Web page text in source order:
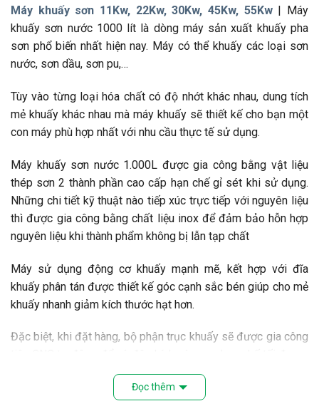
Máy khuấy sơn 11Kw, 22Kw, 30Kw, 45Kw, 55Kw| Máy
khuấy sơn nước 1000 lít là dòng máy sản xuất khuấy pha
sơn phổ biến nhất hiện nay. Máy có thể khuấy các loại sơn
nước, sơn dầu, sơn pu,…
Tùy vào từng loại hóa chất có độ nhớt khác nhau, dung tích
mẻ khuấy khác nhau mà máy khuấy sẽ thiết kế cho bạn một
con máy phù hợp nhất với nhu cầu thực tế sử dụng.
Máy khuấy sơn nước 1.000L được gia công bằng vật liệu
thép sơn 2 thành phần cao cấp hạn chế gỉ sét khi sử dụng.
Những chi tiết kỹ thuật nào tiếp xúc trực tiếp với nguyên liệu
thì được gia công bằng chất liệu inox để đảm bảo hỗn hợp
nguyên liệu khi thành phẩm không bị lẫn tạp chất
Máy sử dụng động cơ khuấy mạnh mẽ, kết hợp với đĩa
khuấy phân tán được thiết kế góc cạnh sắc bén giúp cho mẻ
khuấy nhanh giảm kích thước hạt hơn.
Đặc biệt, khi đặt hàng, bộ phận trục khuấy sẽ được gia công
rung lắc khi vận hành , mang lại tuổi thọ cao cho thiết bị và
đảm bảo an toàn được cho người vận hành.
Đọc thêm